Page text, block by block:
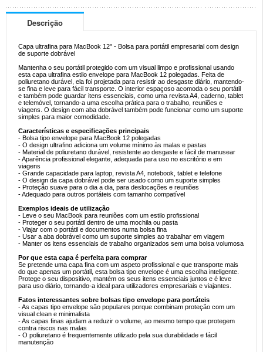
Descrição
Capa ultrafina para MacBook 12" - Bolsa para portátil empresarial com design
de suporte dobrável
Mantenha o seu portátil protegido com um visual limpo e profissional usando
esta capa ultrafina estilo envelope para MacBook 12 polegadas. Feita de
poliuretano durável, ela foi projetada para resistir ao desgaste diário, mantendo-
se fina e leve para fácil transporte. O interior espaçoso acomoda o seu portátil
e também pode guardar itens essenciais, como uma revista A4, caderno, tablet
e telemóvel, tornando-a uma escolha prática para o trabalho, reuniões e
viagens. O design com aba dobrável também pode funcionar como um suporte
simples para maior comodidade.
Características e especificações principais
- Bolsa tipo envelope para MacBook 12 polegadas
- O design ultrafino adiciona um volume mínimo às malas e pastas
- Material de poliuretano durável, resistente ao desgaste e fácil de manusear
- Aparência profissional elegante, adequada para uso no escritório e em
viagens
- Grande capacidade para laptop, revista A4, notebook, tablet e telefone
- O design da capa dobrável pode ser usado como um suporte simples
- Proteção suave para o dia a dia, para deslocações e reuniões
- Adequado para outros portáteis com tamanho compatível
Exemplos ideais de utilização
- Leve o seu MacBook para reuniões com um estilo profissional
- Proteger o seu portátil dentro de uma mochila ou pasta
- Viajar com o portátil e documentos numa bolsa fina
- Usar a aba dobrável como um suporte simples ao trabalhar em viagem
- Manter os itens essenciais de trabalho organizados sem uma bolsa volumosa
Por que esta capa é perfeita para comprar
Se pretende uma capa fina com um aspeto profissional e que transporte mais
do que apenas um portátil, esta bolsa tipo envelope é uma escolha inteligente.
Protege o seu dispositivo, mantém os seus itens essenciais juntos e é leve
para uso diário, tornando-a ideal para utilizadores empresariais e viajantes.
Fatos interessantes sobre bolsas tipo envelope para portáteis
- As capas tipo envelope são populares porque combinam proteção com um
visual clean e minimalista
- As capas finas ajudam a reduzir o volume, ao mesmo tempo que protegem
contra riscos nas malas
- O poliuretano é frequentemente utilizado pela sua durabilidade e fácil
manutenção